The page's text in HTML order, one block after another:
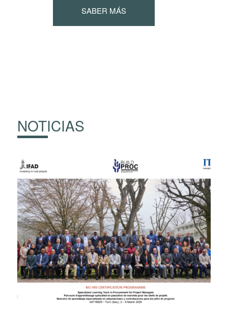
SABER MÁS
NOTICIAS